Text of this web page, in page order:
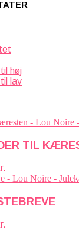
høj
lav
TIL